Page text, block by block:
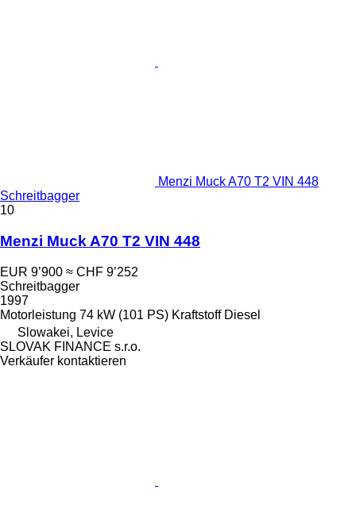
Menzi Muck A70 T2 VIN 448
Schreitbagger
10
Menzi Muck A70 T2 VIN 448
EUR 9’900 ≈ CHF 9’252
Schreitbagger
1997
Motorleistung 74 kW (101 PS) Kraftstoff Diesel
Slowakei, Levice
SLOVAK FINANCE s.r.o.
Verkäufer kontaktieren